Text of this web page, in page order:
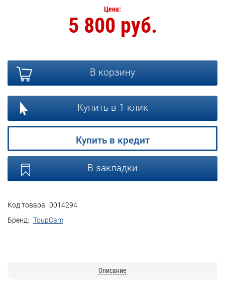
Код товара: 0014294
Бренд: ToupCam
Цена:
5 800 руб.
В корзину
Купить в 1 клик
Купить в кредит
В закладки
Описание